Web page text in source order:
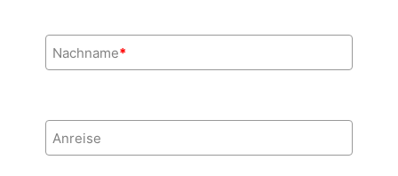
Nachname*
Anreise